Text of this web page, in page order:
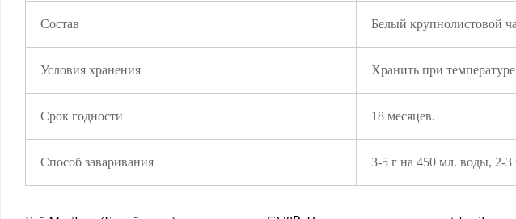
Состав Белый крупнолистовой
Условия хранения Хранить при
Срок годности 18 месяцев.
Способ заваривания 3-5 г на 450 мл. воды, 2-